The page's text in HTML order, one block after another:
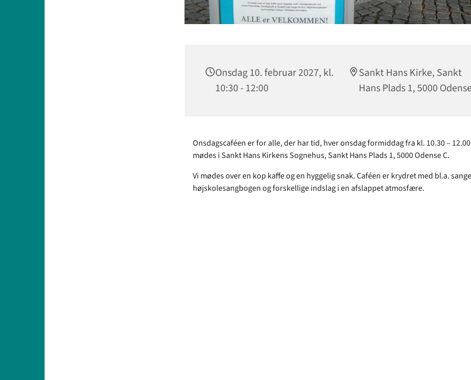
Onsdag 10. februar 2027, kl.
10:30 - 12:00
Sankt Hans Kirke, Sankt
Hans Plads 1, 5000
Onsdagscaféen er for alle, der har tid, hver onsdag formiddag fra kl. 10.30 –
mødes i Sankt Hans Kirkens Sognehus, Sankt Hans Plads 1, 5000 Odense C.
Vi mødes over en kop kaffe og en hyggelig snak. Caféen er krydret med bl.a.
højskolesangbogen og forskellige indslag i en afslappet atmosfære.